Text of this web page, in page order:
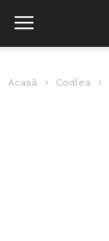
Acasă Codlea